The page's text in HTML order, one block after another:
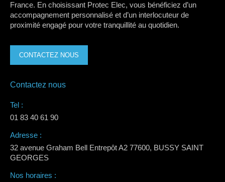
France. En choisissant Protec Elec, vous bénéficiez d’un
accompagnement personnalisé et d’un interlocuteur de
proximité engagé pour votre tranquillité au quotidien.
CONTACTEZ NOUS
Contactez nous
Tel :
01 83 40 61 90
Adresse :
32 avenue Graham Bell Entrepôt A2 77600, BUSSY SAINT
GEORGES
Nos horaires :